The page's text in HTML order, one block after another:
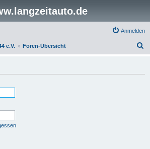
Anmelden
e.V. Foren-Übersicht